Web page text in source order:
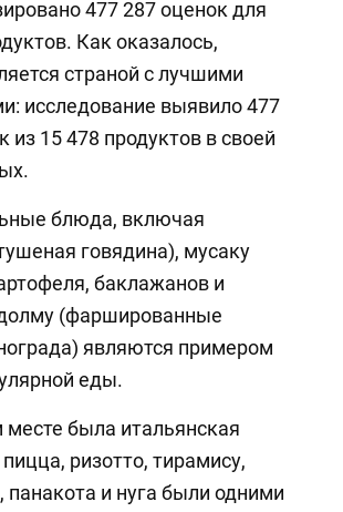
477 287 оценок для
Как оказалось,
страной с лучшими
исследование выявило 477
из 15 478 продуктов в своей
блюда, включая
говядина), мусаку
баклажанов и
(фаршированные
являются примером
еды.
была итальянская
пицца, ризотто, тирамису,
панакота и нуга были одними